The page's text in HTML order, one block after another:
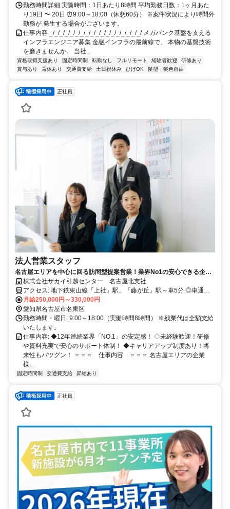
勤務時間詳細 実働時間：1日あたり8時間 平均勤務日数：1ヶ月あた
り19日 〜 20日 ⏰9:00～18:00（休憩60分） ※案件状況により時間外
勤務が 発生する場合がございます。
仕事内容 _/_/_/_/_/_/_/_/_/_/_/_/_/_/_/_/_/_/ メガバンク基盤を支える
インフラエンジニア募集 金融インフラの最前線で、 本物の基盤技術
を磨きませんか。 当社...
資格取得支援あり 固定時間制 転勤なし フルリモート 経験者歓迎
研修あり
賞与あり
育休あり 交通費支給 土日祝休み ひげOK 髪型・髪色自由
正社員
法人営業スタッフ
名古屋エリアを中心に回る訪問型提案営業！業界No1の安心できる企
業！教育制度も充実で、キャリアアップも可能です！
株式会社サカイ引越センター 名古屋北支社
アクセス: 地下鉄東山線「上社」駅、「藤が丘」駅～車5分 ◎車通勤
ＯＫ ※北一社小学校近く
月給250,000円～330,000円
愛知県名古屋市名東区
勤務時間・曜日: 9:00～18:00（実働時間8時間） ※残業代は全額支給
いたします。
仕事内容: ◆12年連続業界「NO.1」の安定感！ ◇未経験歓迎！研修
や資料充実で安心のサポート体制！ ◆キャリアアップ制度あり！将
来性もバツグン！ ＝＝＝ 仕事内容 ＝＝＝ 名古屋エリアの企業
様...
固定時間制 交通費支給 昇給あり
正社員